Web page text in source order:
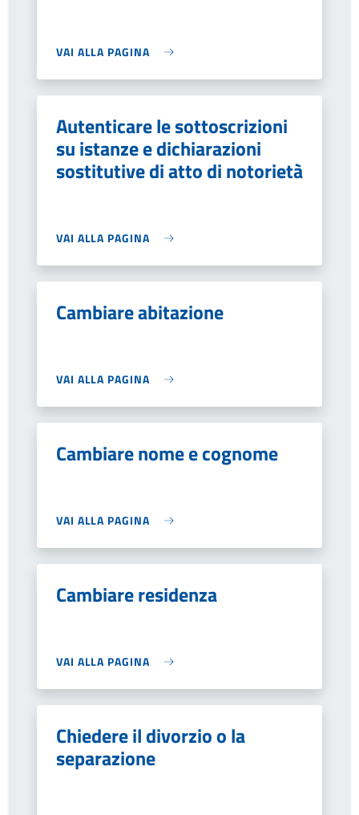
VAI ALLA PAGINA
Autenticare le sottoscrizioni
su istanze e dichiarazioni
sostitutive di atto di notorietà
VAI ALLA PAGINA
Cambiare abitazione
VAI ALLA PAGINA
Cambiare nome e cognome
VAI ALLA PAGINA
Cambiare residenza
VAI ALLA PAGINA
Chiedere il divorzio o la
separazione